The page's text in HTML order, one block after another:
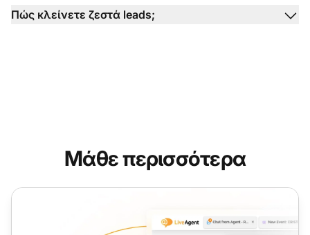
Πώς κλείνετε ζεστά leads;
Μάθε περισσότερα
Ζεστή Κλήση